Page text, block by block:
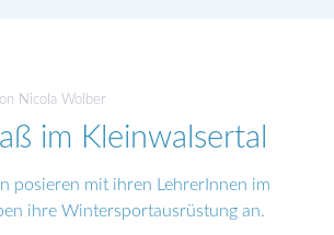
Nicola Wolber
im Kleinwalsertal